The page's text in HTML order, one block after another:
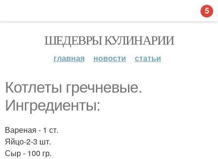
ШЕДЕВРЫ КУЛИНАРИИ
главная новости статьи
Котлеты гречневые.
Ингредиенты:
Вареная - 1 ст.
Яйцо-2-3 шт.
Сыр - 100 гр.
5